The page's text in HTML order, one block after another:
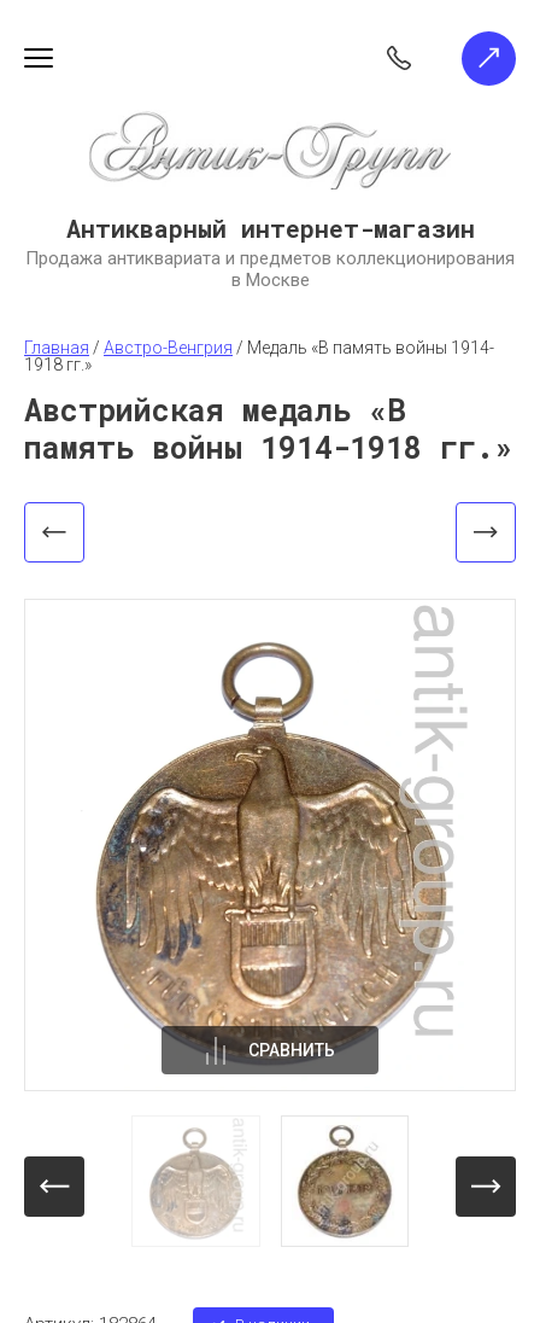
Антикварный интернет-магазин
Продажа антиквариата и предметов коллекционирования
в Москве
Главная / Австро-Венгрия / Медаль «В память войны 1914-
1918 гг.»
Австрийская медаль «В
память войны 1914-1918 гг.»
СРАВНИТЬ